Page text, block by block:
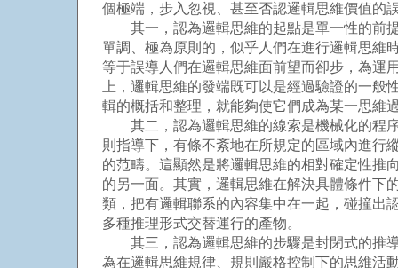
個極端，步入忽視、甚至否認邏輯思維價值的
其一，認為邏輯思維的起點是單一性的前提
單調、極為原則的，似乎人們在進行邏輯思維
等于誤導人們在邏輯思維面前望而卻步，為運
上，邏輯思維的發端既可以是經過驗證的一
輯的概括和整理，就能夠使它們成為某一思維
其二，認為邏輯思維的線索是機械化的程序
則指導下，有條不紊地在所規定的區域內進行
的范疇。這顯然是將邏輯思維的相對確定性推
的另一面。其實，邏輯思維在解決具體條件下
類，把有邏輯聯系的內容集中在一起，碰撞出
多種推理形式交替運行的產物。
其三，認為邏輯思維的步驟是封閉式的推導
為在邏輯思維規律、規則嚴格控制下的思維活